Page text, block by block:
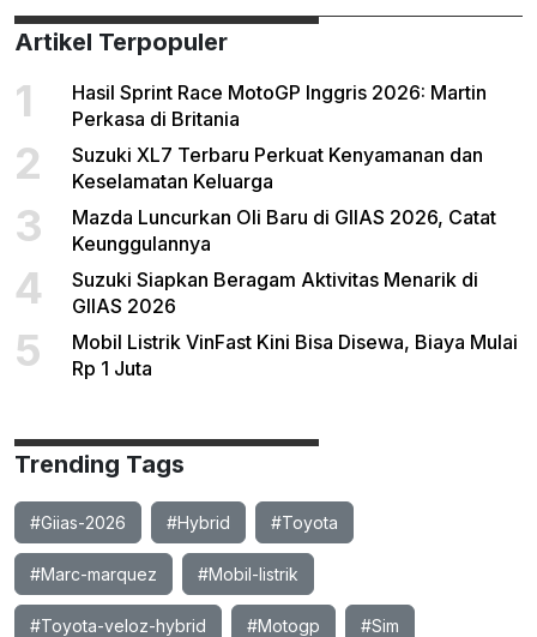
Artikel Terpopuler
1
Hasil Sprint Race MotoGP Inggris 2026: Martin
Perkasa di Britania
2
Suzuki XL7 Terbaru Perkuat Kenyamanan dan
Keselamatan Keluarga
3
Mazda Luncurkan Oli Baru di GIIAS 2026, Catat
Keunggulannya
4
Suzuki Siapkan Beragam Aktivitas Menarik di
GIIAS 2026
5
Mobil Listrik VinFast Kini Bisa Disewa, Biaya Mulai
Rp 1 Juta
Trending Tags
#Giias-2026 #Hybrid #Toyota
#Marc-marquez #Mobil-listrik
#Toyota-veloz-hybrid #Motogp #Sim